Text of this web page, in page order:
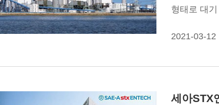
형태로 대
2021-03-12
세아STX